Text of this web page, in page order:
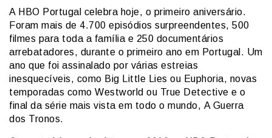
A HBO Portugal celebra hoje, o primeiro aniversário.
Foram mais de 4.700 episódios surpreendentes, 500
filmes para toda a família e 250 documentários
arrebatadores, durante o primeiro ano em Portugal. Um
ano que foi assinalado por várias estreias
inesquecíveis, como Big Little Lies ou Euphoria, novas
temporadas como Westworld ou True Detective e o
final da série mais vista em todo o mundo, A Guerra
dos Tronos.